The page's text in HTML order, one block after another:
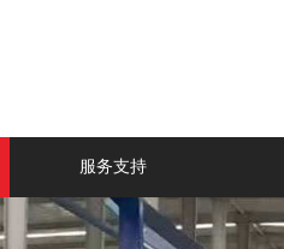
服务支持